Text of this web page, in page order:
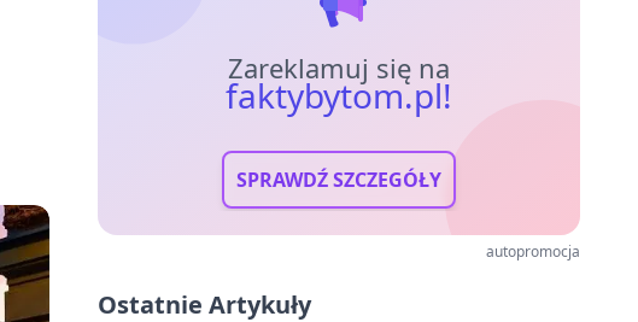
Zareklamuj się na
faktybytom.pl!
SPRAWDŹ SZCZEGÓŁY
autopromocja
Ostatnie Artykuły